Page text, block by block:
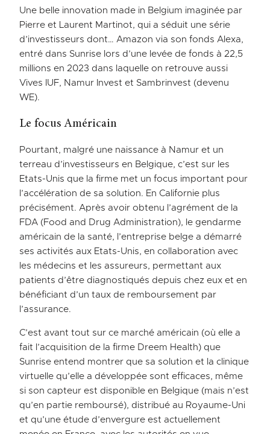
Une belle innovation made in Belgium imaginée par
Pierre et Laurent Martinot, qui a séduit une série
d’investisseurs dont… Amazon via son fonds Alexa,
entré dans Sunrise lors d’une levée de fonds à 22,5
millions en 2023 dans laquelle on retrouve aussi
Vives IUF, Namur Invest et Sambrinvest (devenu
WE).
Le focus Américain
Pourtant, malgré une naissance à Namur et un
terreau d’investisseurs en Belgique, c’est sur les
Etats-Unis que la firme met un focus important pour
l’accélération de sa solution. En Californie plus
précisément. Après avoir obtenu l’agrément de la
FDA (Food and Drug Administration), le gendarme
américain de la santé, l’entreprise belge a démarré
ses activités aux Etats-Unis, en collaboration avec
les médecins et les assureurs, permettant aux
patients d’être diagnostiqués depuis chez eux et en
bénéficiant d’un taux de remboursement par
l’assurance.
C’est avant tout sur ce marché américain (où elle a
fait l’acquisition de la firme Dreem Health) que
Sunrise entend montrer que sa solution et la clinique
virtuelle qu’elle a développée sont efficaces, même
si son capteur est disponible en Belgique (mais n’est
qu’en partie remboursé), distribué au Royaume-Uni
et qu’une étude d’envergure est actuellement